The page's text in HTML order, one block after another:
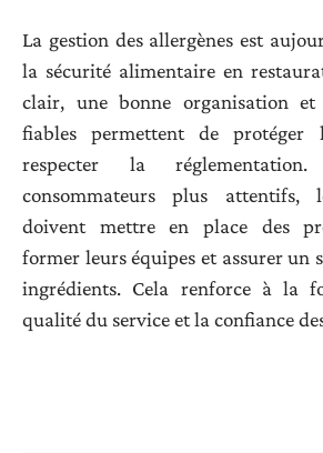
La gestion des allergènes est
la sécurité alimentaire en
clair, une bonne organisation et
fiables permettent de
respecter la
consommateurs plus attentifs,
doivent mettre en place des
former leurs équipes et assurer un
ingrédients. Cela renforce à la
qualité du service et la confiance